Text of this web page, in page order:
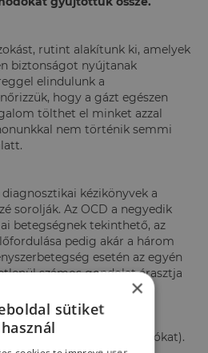
rutint alakítunk ki, amelyek
biztonságot nyújtanak
elindulunk a
hogy a gázt egészen
tölthet el minket azzal
nem történik semmi
kézikönyvek a
sorolják. Az OCD a negyedik
betegségnek tekinthető, az
pedig akár a három
esetén az egyén
számos gondolat árasztja
vezetnek. A
lehet sorolni:
(kompulziókat).
×
sütiket
használ